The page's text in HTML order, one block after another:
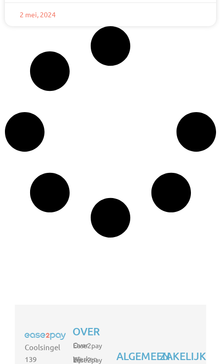
2 mei, 2024
Coolsingel
139
OVER
Over Ease2pay
Werken bij Ease2pay
ALGEMEENZAKELIJK